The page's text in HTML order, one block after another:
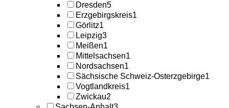
Dresden5
Erzgebirgskreis1
Görlitz1
Leipzig3
Meißen1
Mittelsachsen1
Nordsachsen1
Sächsische Schweiz-Osterzgebirge1
Vogtlandkreis1
Zwickau2